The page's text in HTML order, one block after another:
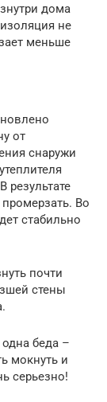
дома
не
меньше
от
снаружи
результате
Во
стабильно
почти
стены
беда –
мокнуть и
серьезно!